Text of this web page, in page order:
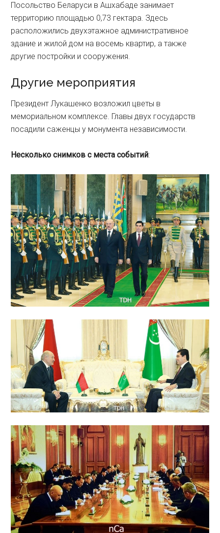
Посольство Беларуси в Ашхабаде занимает
территорию площадью 0,73 гектара. Здесь
расположились двухэтажное административное
здание и жилой дом на восемь квартир, а также
другие постройки и сооружения.
Другие мероприятия
Президент Лукашенко возложил цветы в
мемориальном комплексе. Главы двух государств
посадили саженцы у монумента независимости.
Несколько снимков с места событий: